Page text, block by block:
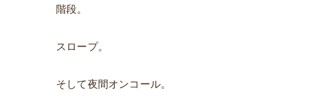
階段。
スロープ。
そして夜間オンコール。